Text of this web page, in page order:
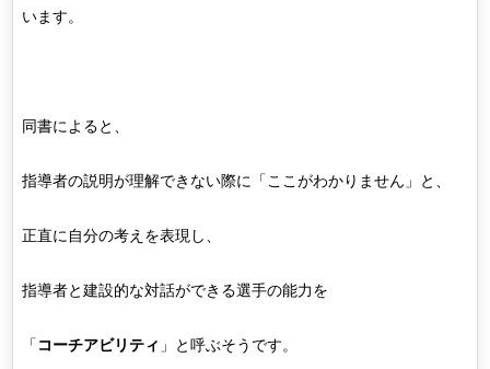
います。
同書によると、
指導者の説明が理解できない際に「ここがわかりません」と、
正直に自分の考えを表現し、
指導者と建設的な対話ができる選手の能力を
「 コーチアビリティ 」と呼ぶそうです。